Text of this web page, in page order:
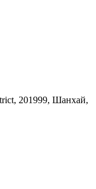
201999, Шанхай,